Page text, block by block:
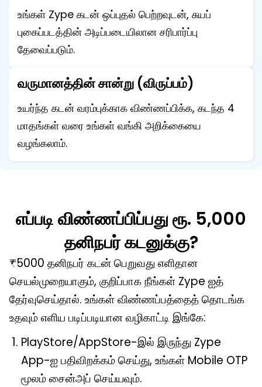
உங்கள் Zype கடன் ஒப்புதல் பெற்றவுடன், சுயப்
புகைப்படத்தின் அடிப்படையிலான சரிபார்ப்பு
தேவைப்படும்.
வருமானத்தின் சான்று (விருப்பம்)
உயர்ந்த கடன் வரம்புக்காக விண்ணப்பிக்க, கடந்த 4
மாதங்கள் வரை உங்கள் வங்கி அறிக்கையை
வழங்கலாம்.
எப்படி விண்ணப்பிப்பது ரூ. 5,000
தனிநபர் கடனுக்கு?
₹5000 தனிநபர் கடன் பெறுவது எளிதான
செயல்முறையாகும், குறிப்பாக நீங்கள் Zype ஐத்
தேர்வுசெய்தால். உங்கள் விண்ணப்பத்தைத் தொடங்க
உதவும் எளிய படிப்படியான வழிகாட்டி இங்கே:
PlayStore/AppStore-இல் இருந்து Zype
App-ஐ பதிவிறக்கம் செய்து, உங்கள் Mobile OTP
மூலம் சைன்அப் செய்யவும்.